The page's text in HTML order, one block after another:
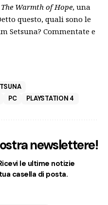
The Warmth of Hope, una
questo, quali sono le
Setsuna? Commentate e
PC PLAYSTATION 4
newslettere!
le ultime notizie
casella di posta.